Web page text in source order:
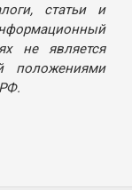
статьи и
не является
положениями